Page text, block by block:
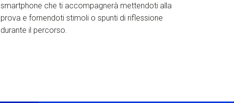
smartphone che ti accompagnerà mettendoti alla
prova e fornendoti stimoli o spunti di riflessione
durante il percorso.